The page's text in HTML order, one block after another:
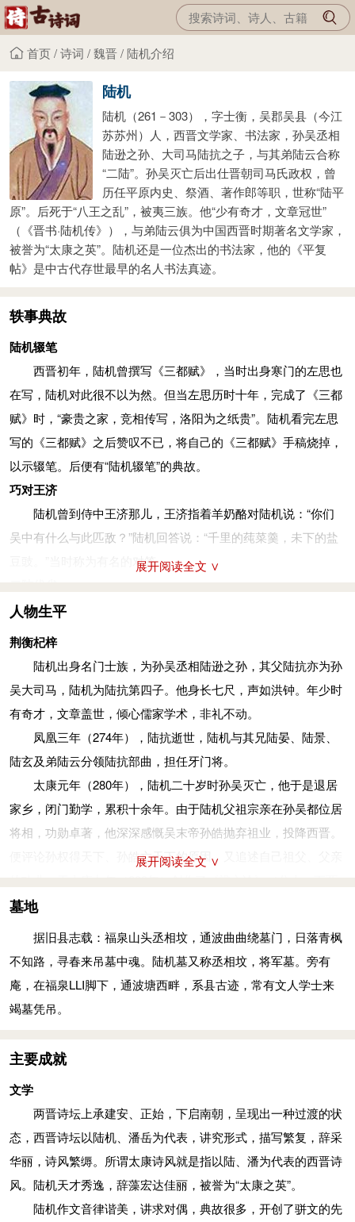
首页/诗词 /魏晋/陆机介绍
陆机
陆机（261－303），字士衡，吴郡吴县（今江
苏苏州）人，西晋文学家、书法家，孙吴丞相
陆逊之孙、大司马陆抗之子，与其弟陆云合称
“二陆”。孙吴灭亡后出仕晋朝司马氏政权，曾
历任平原内史、祭酒、著作郎等职，世称“陆平
原”。后死于“八王之乱”，被夷三族。他“少有奇才，文章冠世”
（《晋书·陆机传》），与弟陆云俱为中国西晋时期著名文学家，
被誉为“太康之英”。陆机还是一位杰出的书法家，他的《平复
帖》是中古代存世最早的名人书法真迹。
轶事典故
陆机辍笔
西晋初年，陆机曾撰写《三都赋》，当时出身寒门的左思也
在写，陆机对此很不以为然。但当左思历时十年，完成了《三都
赋》时，“豪贵之家，竞相传写，洛阳为之纸贵”。陆机看完左思
写的《三都赋》之后赞叹不已，将自己的《三都赋》手稿烧掉，
以示辍笔。后便有“陆机辍笔”的典故。
巧对王济
陆机曾到侍中王济那儿，王济指着羊奶酪对陆机说：“你们
吴中有什么与此匹敌？”陆机回答说：“千里的莼菜羹，未下的盐
豆豉。”当时称为有名的对答。
卢志曾当着众人问陆机道：“陆逊、陆抗跟你谁近谁远？”陆
里，有三间瓦屋，陆云住在东头，陆机住在西头。陆云为人，文
雅纤弱得可爱；陆机身高七尺多，声音像钟声般洪亮，言谈大多
慷慨激昂。
戴渊投剑
戴渊年轻时，很侠义，不注意品行，曾在长江、淮河间袭
使一班年轻人去抢劫。他在岸上，坐在折叠椅上指挥手下的人，
安排得头头是道。戴渊原本风度仪态挺拔不凡，虽然是处理抢劫
这种卑劣的事，神彩仍旧与众不同。陆机在船舱里远远地对他
说：“你有这样的才能，还要做强盗吗？”戴渊感悟流泪，便扔掉
剑投靠了陆机。他的谈吐非同一般，陆机更加看重他，和他确定
交友，并写信推荐他。后来，戴渊在东晋官至征西将军。
展开阅读全文 ∨
人物生平
荆衡杞梓
陆机出身名门士族，为孙吴丞相陆逊之孙，其父陆抗亦为孙
吴大司马，陆机为陆抗第四子。他身长七尺，声如洪钟。年少时
有奇才，文章盖世，倾心儒家学术，非礼不动。
凤凰三年（274年），陆抗逝世，陆机与其兄陆晏、陆景、
陆玄及弟陆云分领陆抗部曲，担任牙门将。
太康元年（280年），陆机二十岁时孙吴灭亡，他于是退居
家乡，闭门勤学，累积十余年。由于陆机父祖宗亲在孙吴都位居
将相，功勋卓著，他深深感慨吴末帝孙皓抛弃祖业，投降西晋。
便评论孙权得天下、孙皓亡天下的原因，又追述自己祖父、父亲
篇）。
二陆入洛
德赋》来悼念他）。张华说：“伐吴之战，获得了两个俊士。”并
把他们推荐给诸公，使得二陆名气大振。时有“二陆入洛，三张
减价”之说（“三张”指张载、张协和张亢）。
志匡世难
太熙元年（290年），太傅杨骏征召陆机任祭酒。元康元年
（291年），晋惠帝皇后贾南风发动政变，诛杀杨骏。
元康二年（292年），陆机接连担任太子洗马、著作郎。他
展开阅读全文 ∨
墓地
据旧县志载：福泉山头丞相坟，通波曲曲绕墓门，日落青枫
不知路，寻春来吊墓中魂。陆机墓又称丞相坟，将军墓。旁有
庵，在福泉LLI脚下，通波塘西畔，系县古迹，常有文人学士来
竭墓凭吊。
主要成就
文学
两晋诗坛上承建安、正始，下启南朝，呈现出一种过渡的状
态，西晋诗坛以陆机、潘岳为代表，讲究形式，描写繁复，辞采
华丽，诗风繁缛。所谓太康诗风就是指以陆、潘为代表的西晋诗
风。陆机天才秀逸，辞藻宏达佳丽，被誉为“太康之英”。
陆机作文音律谐美，讲求对偶，典故很多，开创了骈文的先